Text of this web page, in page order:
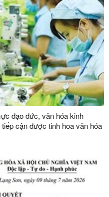
đạo đức, văn hóa kinh
cận được tinh hoa văn hóa